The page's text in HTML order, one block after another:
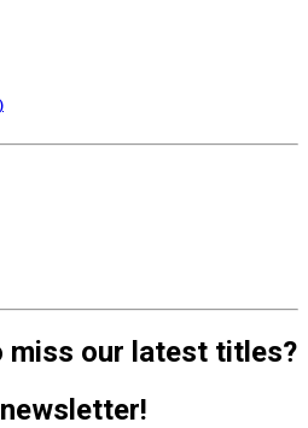
miss our latest titles?